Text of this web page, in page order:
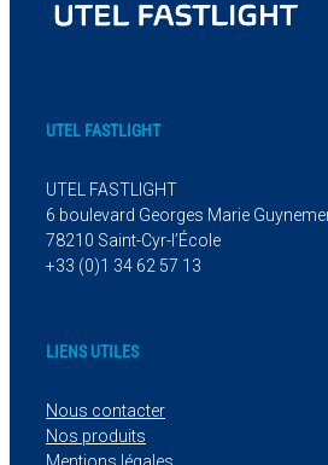
UTEL FASTLIGHT
UTEL FASTLIGHT
6 boulevard Georges Marie
78210 Saint-Cyr-l’École
+33 (0)1 34 62 57 13
LIENS UTILES
Nous contacter
Nos produits